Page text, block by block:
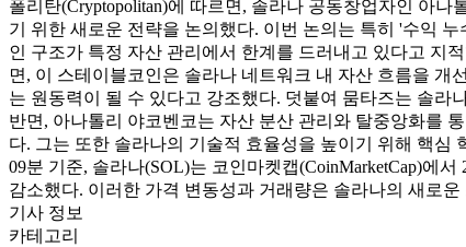
폴리탄(Cryptopolitan)에 따르면, 솔라나 공동창업자인 아
기 위한 새로운 전략을 논의했다. 이번 논의는 특히 '수익
인 구조가 특정 자산 관리에서 한계를 드러내고 있다고 지
면, 이 스테이블코인은 솔라나 네트워크 내 자산 흐름을 개
는 원동력이 될 수 있다고 강조했다. 덧붙여 뭄타즈는 솔
반면, 아나톨리 야코벤코는 자산 분산 관리와 탈중앙화를
다. 그는 또한 솔라나의 기술적 효율성을 높이기 위해 핵심
09분 기준, 솔라나(SOL)는 코인마켓캡(CoinMarketCap)에
감소했다. 이러한 가격 변동성과 거래량은 솔라나의 새로
기사 정보
카테고리